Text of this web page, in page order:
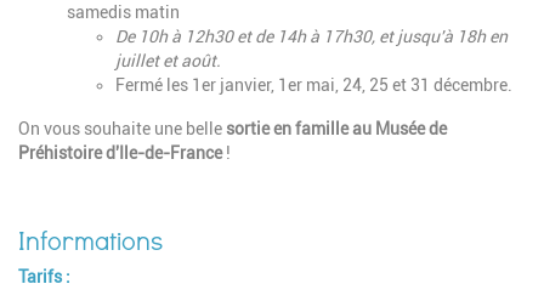
samedis matin
De 10h à 12h30 et de 14h à 17h30, et jusqu'à 18h en
juillet et août.
Fermé les 1er janvier, 1er mai, 24, 25 et 31 décembre.
On vous souhaite une bellesortie en famille au Musée de
Préhistoire d'Ile-de-France!
Tarifs